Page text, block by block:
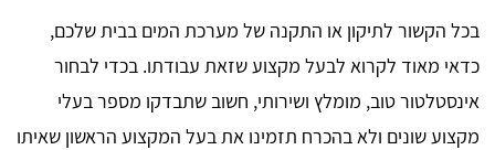
בכל הקשור לתיקון או התקנה של מערכת המים בבית שלכם,
כדאי מאוד לקרוא לבעל מקצוע שזאת עבודתו. בכדי לבחור
אינסטלטור טוב, מומלץ ושירותי, חשוב שתבדקו מספר בעלי
מקצוע שונים ולא בהכרח תזמינו את בעל המקצוע הראשון שאיתו